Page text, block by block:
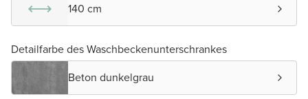
140 cm
Detailfarbe des Waschbeckenunterschrankes
Beton dunkelgrau